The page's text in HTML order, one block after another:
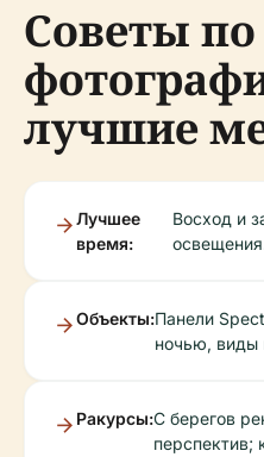
Советы по
лучшие
Лучшее
время:
Восход и
Объекты:Панели
ночью, виды
Ракурсы:С берегов
перспектив;